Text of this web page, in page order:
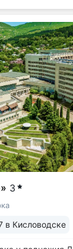
3
в Кисловодске